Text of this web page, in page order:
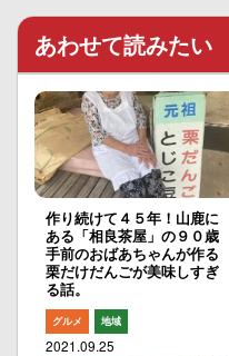
あわせて読みたい
作り続けて４５年！山鹿に
ある「相良茶屋」の９０歳
手前のおばあちゃんが作る
栗だけだんごが美味しすぎ
る話。
グルメ 地域
2021.09.25